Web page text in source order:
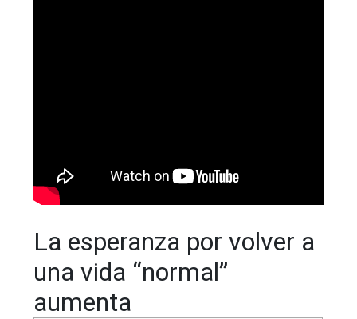
La esperanza por volver a
una vida “normal”
aumenta